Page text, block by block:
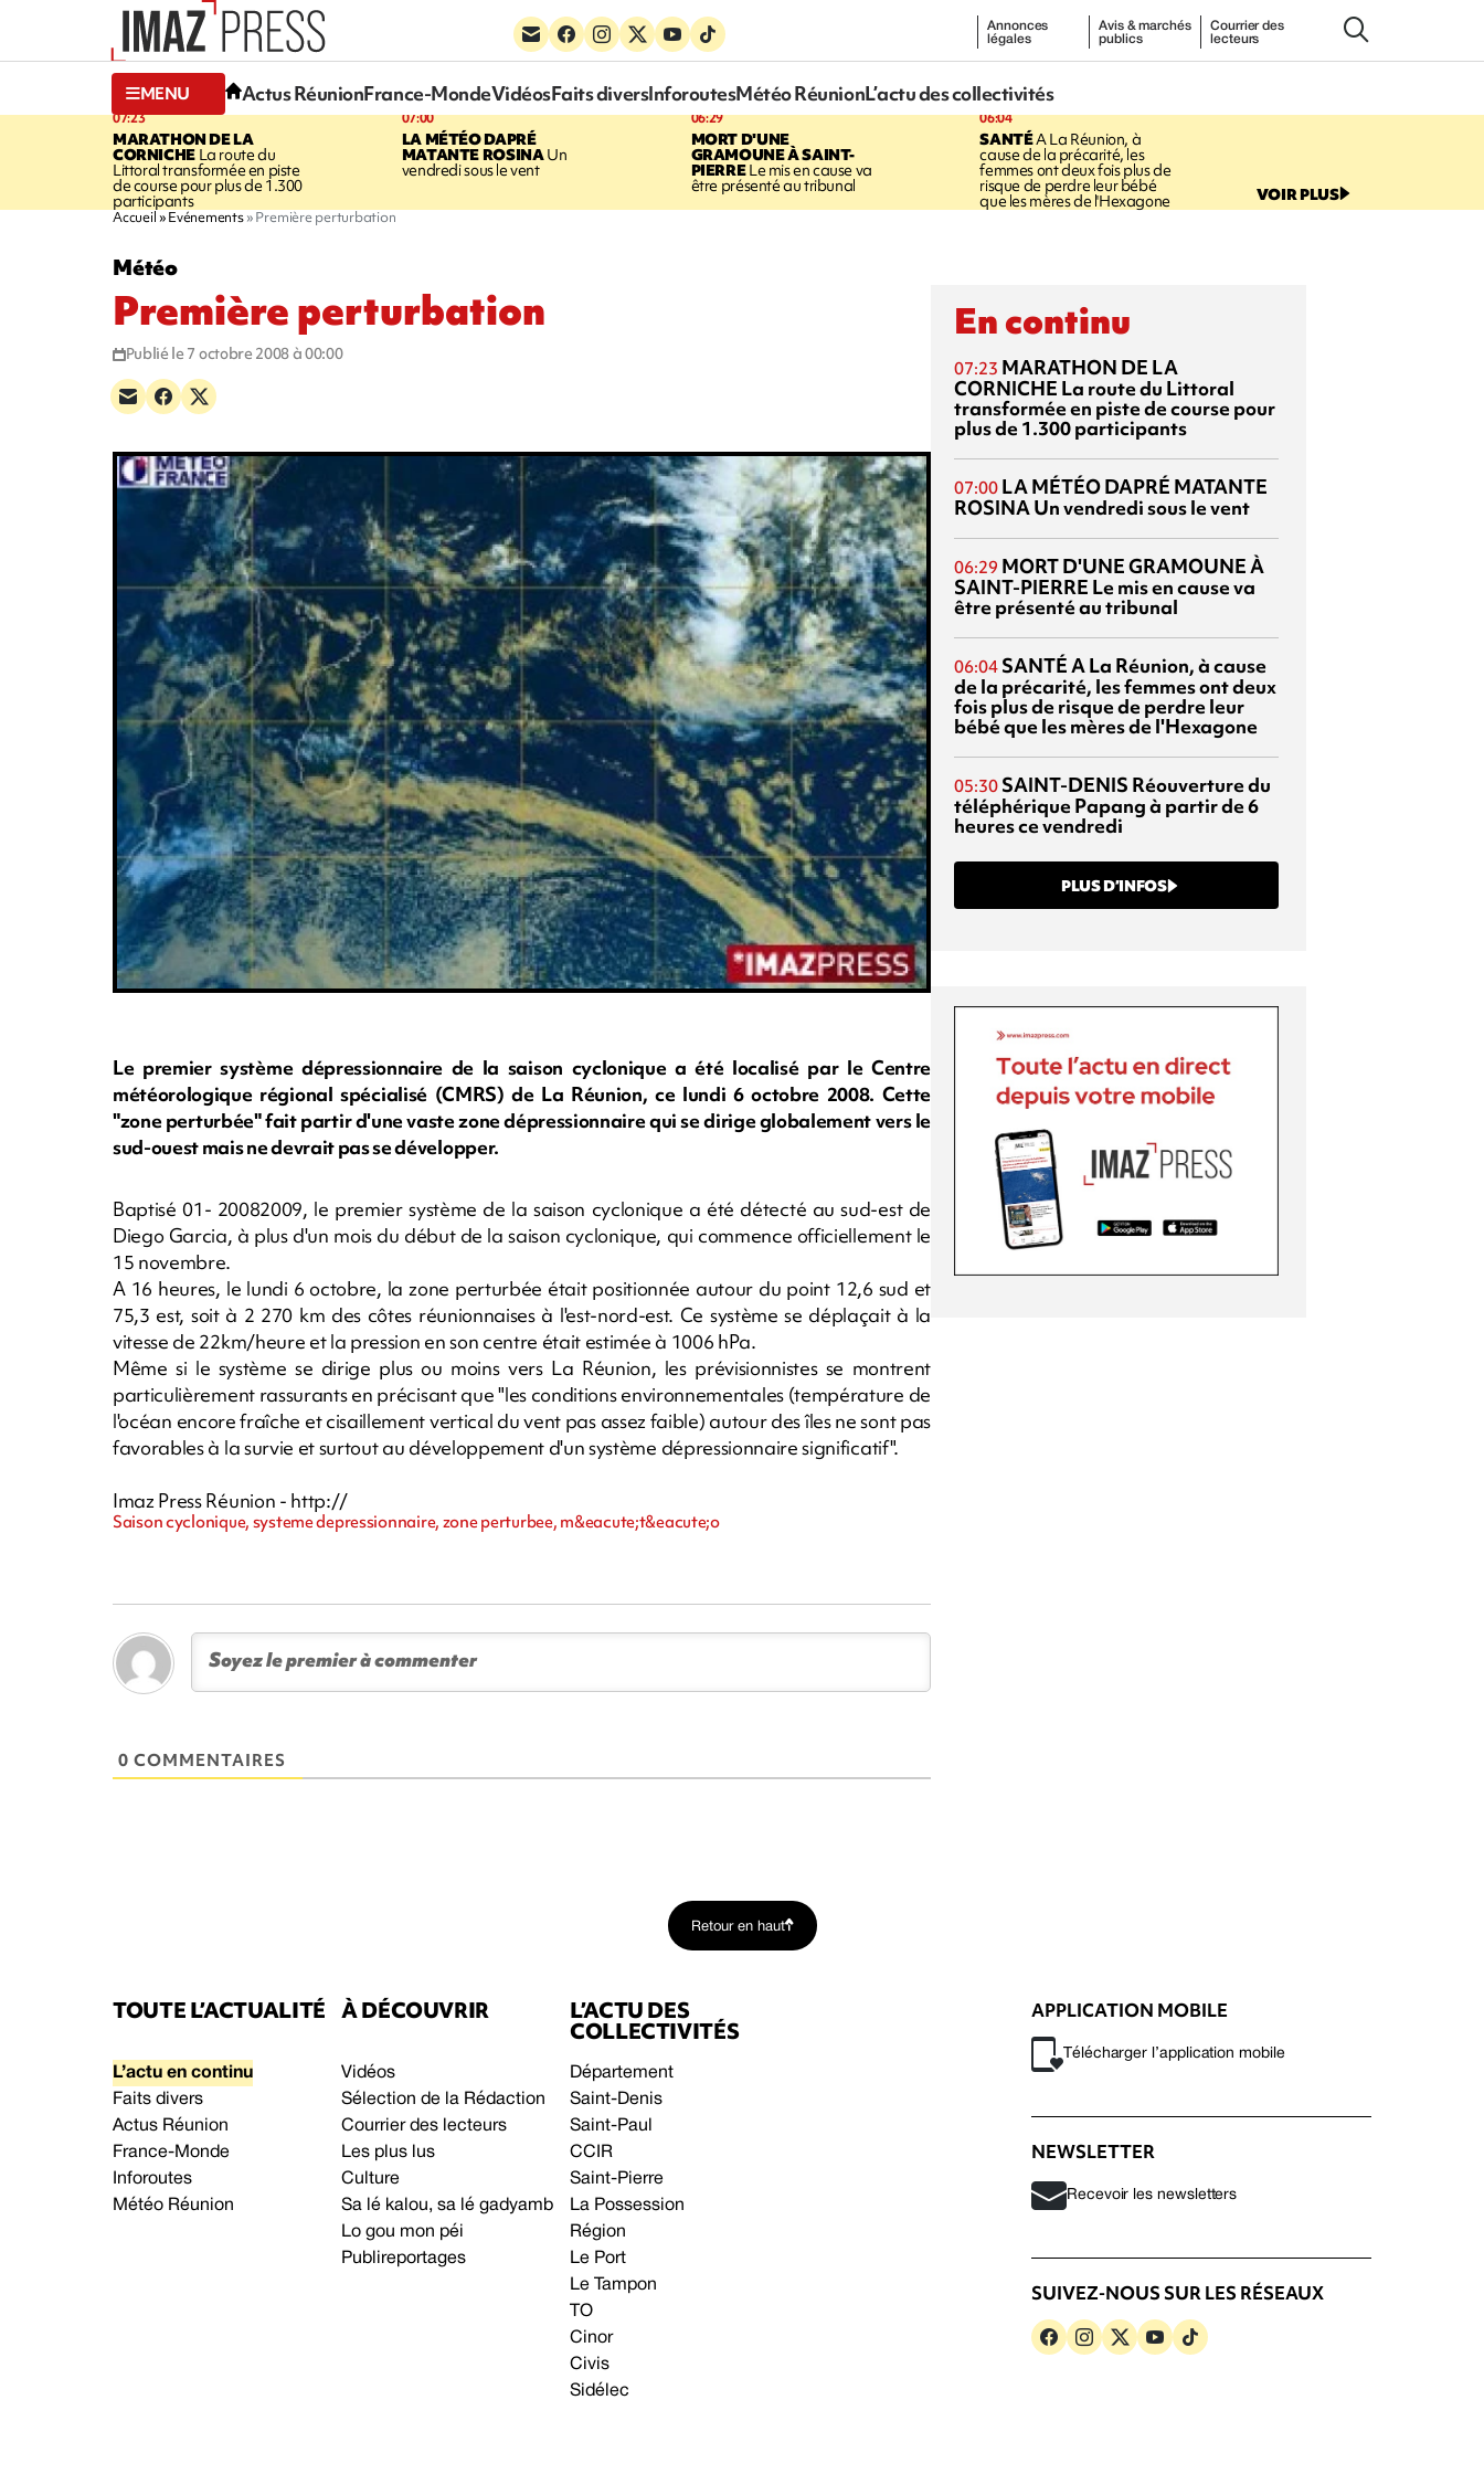
Annonces
légales
Avis & marchés
publics
Courrier des
lecteurs
MENU Actus RéunionFrance-MondeVidéosFaits diversInforoutesMétéo RéunionL’actu des collectivités
07:23
MARATHON DE LA
CORNICHELa route du
Littoral transformée en piste
de course pour plus de 1.300
participants
07:00
LA MÉTÉO DAPRÉ
MATANTE ROSINAUn
vendredi sous le vent
06:29
MORT D'UNE
GRAMOUNE À SAINT-
PIERRELe mis en cause va
être présenté au tribunal
06:04
SANTÉA La Réunion, à
cause de la précarité, les
femmes ont deux fois plus de
risque de perdre leur bébé
que les mères de l'Hexagone VOIR PLUS
Accueil Evénements Première perturbation
Météo
Première perturbation
Publié le 7 octobre 2008 à 00:00
Le premier système dépressionnaire de la saison cyclonique a été localisé par le Centre
météorologique régional spécialisé (CMRS) de La Réunion, ce lundi 6 octobre 2008. Cette
"zone perturbée" fait partir d'une vaste zone dépressionnaire qui se dirige globalement vers le
sud-ouest mais ne devrait pas se développer.
Baptisé 01- 20082009, le premier système de la saison cyclonique a été détecté au sud-est de
Diego Garcia, à plus d'un mois du début de la saison cyclonique, qui commence officiellement le
15 novembre.
A 16 heures, le lundi 6 octobre, la zone perturbée était positionnée autour du point 12,6 sud et
75,3 est, soit à 2 270 km des côtes réunionnaises à l'est-nord-est. Ce système se déplaçait à la
vitesse de 22km/heure et la pression en son centre était estimée à 1006 hPa.
Même si le système se dirige plus ou moins vers La Réunion, les prévisionnistes se montrent
particulièrement rassurants en précisant que "les conditions environnementales (température de
l'océan encore fraîche et cisaillement vertical du vent pas assez faible) autour des îles ne sont pas
favorables à la survie et surtout au développement d'un système dépressionnaire significatif".
Imaz Press Réunion - http://
Saison cyclonique, systeme depressionnaire, zone perturbee, m&eacute;t&eacute;o
0 COMMENTAIRES
En continu
07:23 MARATHON DE LA
CORNICHE La route du Littoral
transformée en piste de course pour
plus de 1.300 participants
07:00 LA MÉTÉO DAPRÉ MATANTE
ROSINAUn vendredi sous le vent
06:29 MORT D'UNE GRAMOUNE À
SAINT-PIERRE Le mis en cause va
être présenté au tribunal
06:04 SANTÉA La Réunion, à cause
de la précarité, les femmes ont deux
fois plus de risque de perdre leur
bébé que les mères de l'Hexagone
05:30 SAINT-DENIS Réouverture du
téléphérique Papang à partir de 6
heures ce vendredi
PLUS D’INFOS
Retour en haut
TOUTE L’ACTUALITÉ
L’actu en continu
Faits divers
Actus Réunion
France-Monde
Inforoutes
Météo Réunion
À DÉCOUVRIR
Vidéos
Sélection de la Rédaction
Courrier des lecteurs
Les plus lus
Culture
Sa lé kalou, sa lé gadyamb
Lo gou mon péi
Publireportages
L’ACTU DES
COLLECTIVITÉS
Département
Saint-Denis
Saint-Paul
CCIR
Saint-Pierre
La Possession
Région
Le Port
Le Tampon
TO
Cinor
Civis
Sidélec
APPLICATION MOBILE
Télécharger l’application mobile
NEWSLETTER
Recevoir les newsletters
SUIVEZ-NOUS SUR LES RÉSEAUX